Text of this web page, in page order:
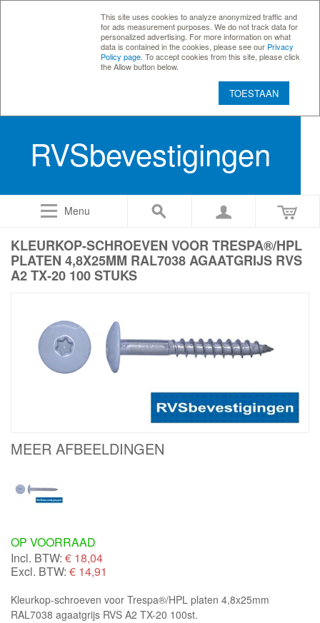
This site uses cookies to analyze anonymized traffic and
for ads measurement purposes. We do not track data for
personalized advertising. For more information on what
data is contained in the cookies, please see our Privacy
Policy page . To accept cookies from this site, please click
the Allow button below.
TOESTAAN
RVSbevestigingen
Menu
KLEURKOP-SCHROEVEN VOOR TRESPA®/HPL
PLATEN 4,8X25MM RAL7038 AGAATGRIJS RVS
A2 TX-20 100 STUKS
MEER AFBEELDINGEN
OP VOORRAAD
Incl. BTW: € 18,04
Excl. BTW: € 14,91
Kleurkop-schroeven voor Trespa®/HPL platen 4,8x25mm
RAL7038 agaatgrijs RVS A2 TX-20 100st.